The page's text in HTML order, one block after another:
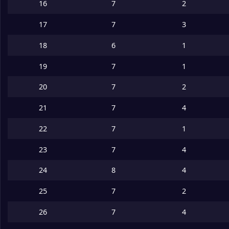
16 7 2
17 7 3
18 6 1
19 7 1
20 7 2
21 7 4
22 7 1
23 7 4
24 8 4
25 7 2
26 7 4